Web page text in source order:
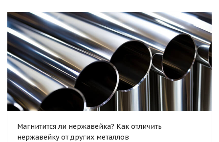
Магнитится ли нержавейка? Как отличить
нержавейку от других металлов